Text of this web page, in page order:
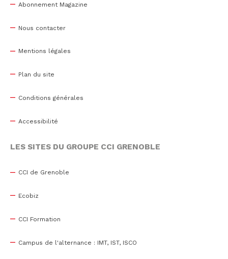
Abonnement Magazine
Nous contacter
Mentions légales
Plan du site
Conditions générales
Accessibilité
LES SITES DU GROUPE CCI GRENOBLE
CCI de Grenoble
Ecobiz
CCI Formation
Campus de l'alternance : IMT, IST, ISCO